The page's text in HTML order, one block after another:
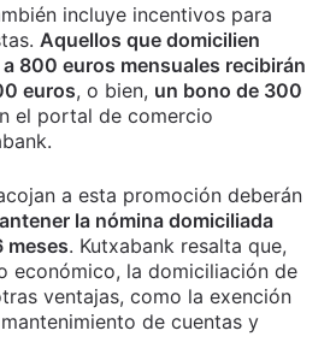
incluye incentivos para
Aquellos que domicilien
800 euros mensuales recibirán
euros, o bien, un bono de 300
el portal de comercio
a esta promoción deberán
la nómina domiciliada
meses. Kutxabank resalta que,
económico, la domiciliación de
ventajas, como la exención
de cuentas y